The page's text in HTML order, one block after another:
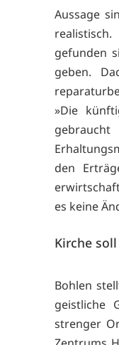
Aussage
gefunden
geben.
»Die
den
es keine
Kirche
Bohlen
geistliche
strenger